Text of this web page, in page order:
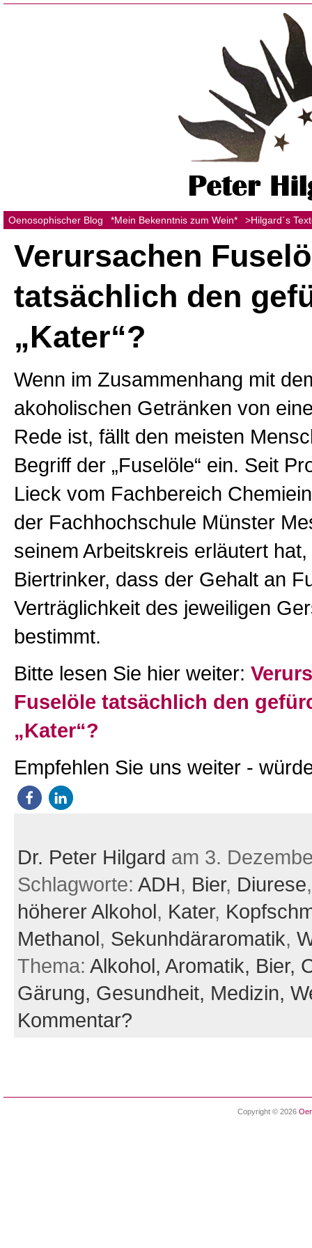
Oenosophischer Blog *Mein Bekenntnis zum Wein* >Hilgard´s
Verursachen
tatsächlich den
„Kater“?
Wenn im Zusammenhang mit
akoholischen Getränken von
Rede ist, fällt den meisten
Begriff der „Fuselöle“ ein. Seit
Lieck vom Fachbereich
der Fachhochschule Münster
seinem Arbeitskreis erläutert
Biertrinker, dass der Gehalt an
Verträglichkeit des jeweiligen
bestimmt.
Bitte lesen Sie hier weiter:
Fuselöle tatsächlich den
„Kater“?
Empfehlen Sie uns weiter -
Dr. Peter Hilgard am 3.
Schlagworte: ADH, Bier, Diurese
höherer Alkohol, Kater,
Methanol, Sekunhdäraromatik,
Thema: Alkohol, Aromatik, Bier,
Gärung, Gesundheit, Medizin,
Kommentar?
Copyright © 2026